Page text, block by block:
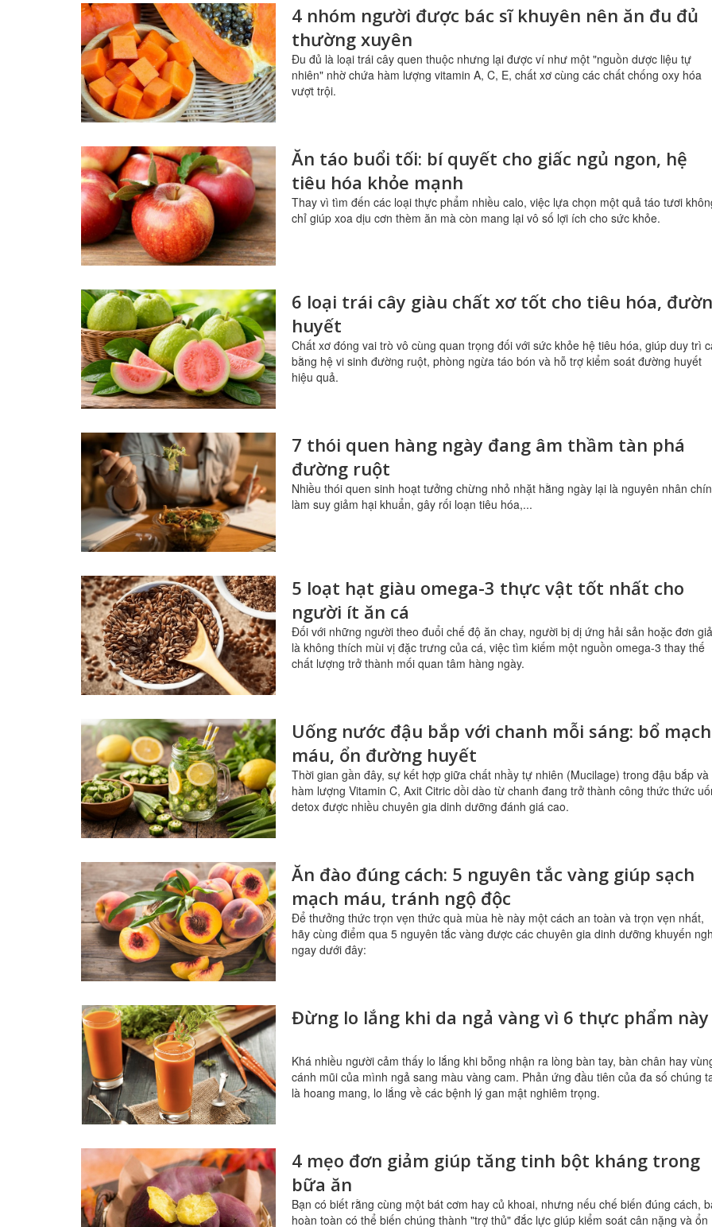
4 nhóm người được bác sĩ khuyên nên ăn đu đủ
thường xuyên
Đu đủ là loại trái cây quen thuộc nhưng lại được ví như một "nguồn dược liệu tự
nhiên" nhờ chứa hàm lượng vitamin A, C, E, chất xơ cùng các chất chống oxy hóa
vượt trội.
Ăn táo buổi tối: bí quyết cho giấc ngủ ngon, hệ
tiêu hóa khỏe mạnh
Thay vì tìm đến các loại thực phẩm nhiều calo, việc lựa chọn một quả táo tươi
chỉ giúp xoa dịu cơn thèm ăn mà còn mang lại vô số lợi ích cho sức khỏe.
6 loại trái cây giàu chất xơ tốt cho tiêu hóa,
huyết
Chất xơ đóng vai trò vô cùng quan trọng đối với sức khỏe hệ tiêu hóa, giúp duy trì
bằng hệ vi sinh đường ruột, phòng ngừa táo bón và hỗ trợ kiểm soát đường huyết
hiệu quả.
7 thói quen hàng ngày đang âm thầm tàn phá
đường ruột
Nhiều thói quen sinh hoạt tưởng chừng nhỏ nhặt hằng ngày lại là nguyên nhân
làm suy giảm hại khuẩn, gây rối loạn tiêu hóa,...
5 loạt hạt giàu omega-3 thực vật tốt nhất cho
người ít ăn cá
Đối với những người theo đuổi chế độ ăn chay, người bị dị ứng hải sản hoặc đơn
là không thích mùi vị đặc trưng của cá, việc tìm kiếm một nguồn omega-3 thay thế
chất lượng trở thành mối quan tâm hàng ngày.
Uống nước đậu bắp với chanh mỗi sáng: bổ mạch
máu, ổn đường huyết
Thời gian gần đây, sự kết hợp giữa chất nhầy tự nhiên (Mucilage) trong đậu bắp và
hàm lượng Vitamin C, Axit Citric dồi dào từ chanh đang trở thành công thức thức
detox được nhiều chuyên gia dinh dưỡng đánh giá cao.
Ăn đào đúng cách: 5 nguyên tắc vàng giúp sạch
mạch máu, tránh ngộ độc
Để thưởng thức trọn vẹn thức quà mùa hè này một cách an toàn và trọn vẹn nhất,
hãy cùng điểm qua 5 nguyên tắc vàng được các chuyên gia dinh dưỡng khuyến
ngay dưới đây:
Đừng lo lắng khi da ngả vàng vì 6 thực phẩm này
Khá nhiều người cảm thấy lo lắng khi bỗng nhận ra lòng bàn tay, bàn chân hay
cánh mũi của mình ngả sang màu vàng cam. Phản ứng đầu tiên của đa số chúng
là hoang mang, lo lắng về các bệnh lý gan mật nghiêm trọng.
4 mẹo đơn giảm giúp tăng tinh bột kháng trong
bữa ăn
Bạn có biết rằng cùng một bát cơm hay củ khoai, nhưng nếu chế biến đúng cách,
hoàn toàn có thể biến chúng thành "trợ thủ" đắc lực giúp kiểm soát cân nặng và ổn